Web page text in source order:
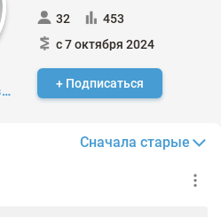
https://t.me/Invest_Vzglyad
32
453
с 7 октября 2024
+ Подписаться
Сначала старые